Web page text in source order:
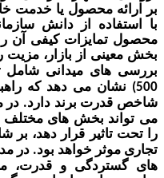
محصول یا خدمت خاص
از دانش سازمانی
کیفی آن را ارتقا
از بازار، مزیت رقابتی
میدانی شامل تحلیل
می دهد کهراهبرد
برند دارد. در مقابل
بخش های مختلف بازار و
قرار دهد، بر شاخص
خواهد بود.در مدل های
و قدرت ،مجموعا